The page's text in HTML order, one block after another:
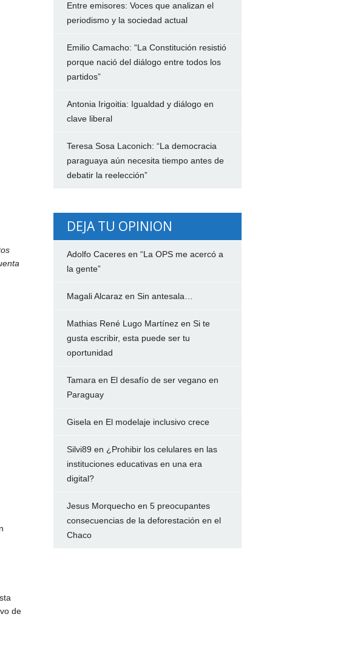
de
Entre emisores: Voces que analizan el
periodismo y la sociedad actual
Emilio Camacho: “La Constitución resistió
porque nació del diálogo entre todos los
partidos”
Antonia Irigoitia: Igualdad y diálogo en
clave liberal
Teresa Sosa Laconich: “La democracia
paraguaya aún necesita tiempo antes de
debatir la reelección”
DEJA TU OPINION
Adolfo Caceresen “La OPS me acercó a
la gente”
Magali Alcarazen Sin antesala…
Mathias René Lugo Martínezen Si te
gusta escribir, esta puede ser tu
oportunidad
Tamara en El desafío de ser vegano en
Paraguay
Gisela en El modelaje inclusivo crece
Silvi89 en ¿Prohibir los celulares en las
instituciones educativas en una era
digital?
Jesus Morquechoen 5 preocupantes
consecuencias de la deforestación en el
Chaco